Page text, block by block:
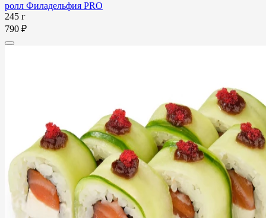
ролл Филадельфия PRO
245 г
790 ₽